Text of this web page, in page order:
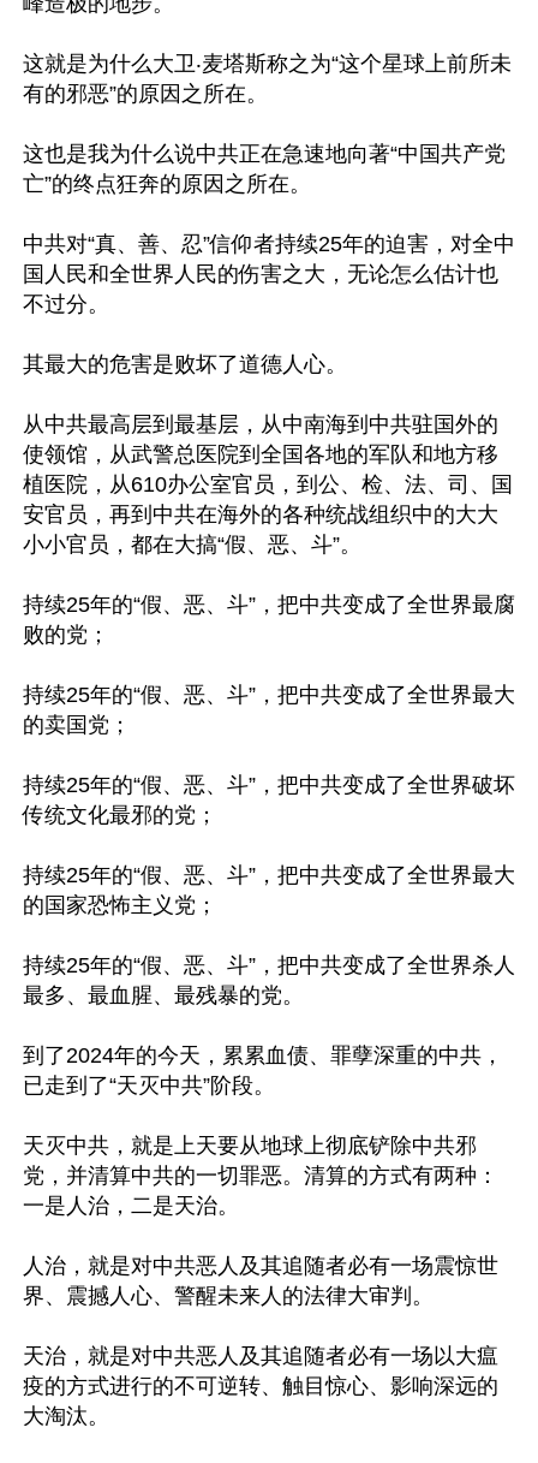
这就是为什么大卫‧麦塔斯称之为“这个星球上前所未
有的邪恶”的原因之所在。
这也是我为什么说中共正在急速地向著“中国共产党
亡”的终点狂奔的原因之所在。
中共对“真、善、忍”信仰者持续25年的迫害，对全中
国人民和全世界人民的伤害之大，无论怎么估计也
不过分。
其最大的危害是败坏了道德人心。
从中共最高层到最基层，从中南海到中共驻国外的
使领馆，从武警总医院到全国各地的军队和地方移
植医院，从610办公室官员，到公、检、法、司、国
安官员，再到中共在海外的各种统战组织中的大大
小小官员，都在大搞“假、恶、斗”。
持续25年的“假、恶、斗”，把中共变成了全世界最腐
败的党；
持续25年的“假、恶、斗”，把中共变成了全世界最大
的卖国党；
持续25年的“假、恶、斗”，把中共变成了全世界破坏
传统文化最邪的党；
持续25年的“假、恶、斗”，把中共变成了全世界最大
的国家恐怖主义党；
持续25年的“假、恶、斗”，把中共变成了全世界杀人
最多、最血腥、最残暴的党。
到了2024年的今天，累累血债、罪孽深重的中共，
已走到了“天灭中共”阶段。
天灭中共，就是上天要从地球上彻底铲除中共邪
党，并清算中共的一切罪恶。清算的方式有两种：
一是人治，二是天治。
人治，就是对中共恶人及其追随者必有一场震惊世
界、震撼人心、警醒未来人的法律大审判。
天治，就是对中共恶人及其追随者必有一场以大瘟
疫的方式进行的不可逆转、触目惊心、影响深远的
大淘汰。